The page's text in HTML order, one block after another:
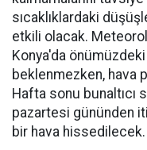
sıcaklıklardaki
etkili olacak.
Konya'da
beklenmezken, hava
Hafta sonu bunaltıcı
pazartesi gününden
bir hava hissedilecek.